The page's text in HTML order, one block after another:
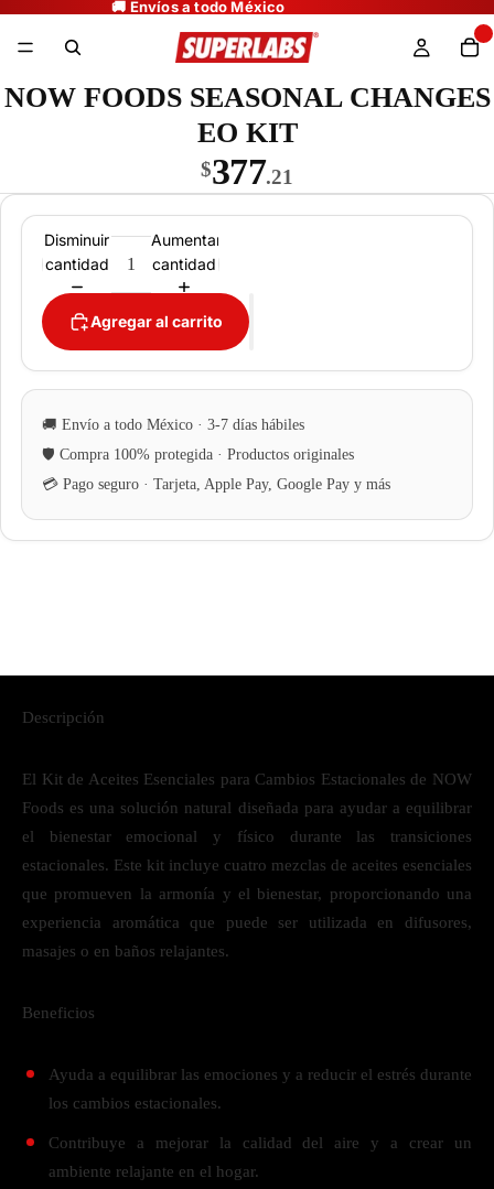
NOW FOODS SEASONAL CHANGES
EO KIT
$377.21
Disminuir
cantidad
Aumentar
cantidad
Agregar al carrito
Descripción
El Kit de Aceites Esenciales para Cambios Estacionales de NOW
Foods es una solución natural diseñada para ayudar a equilibrar
el bienestar emocional y físico durante las transiciones
estacionales. Este kit incluye cuatro mezclas de aceites esenciales
que promueven la armonía y el bienestar, proporcionando una
experiencia aromática que puede ser utilizada en difusores,
masajes o en baños relajantes.
Beneficios
Ayuda a equilibrar las emociones y a reducir el estrés durante
los cambios estacionales.
Contribuye a mejorar la calidad del aire y a crear un
ambiente relajante en el hogar.